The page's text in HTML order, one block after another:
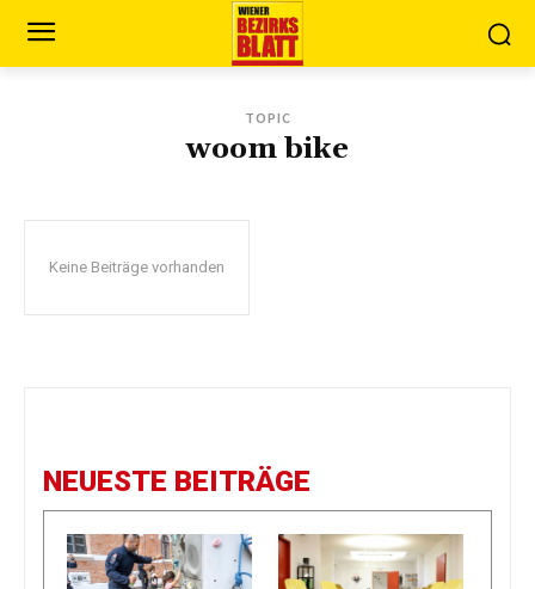
TOPIC
woom bike
Keine Beiträge vorhanden
NEUESTE BEITRÄGE